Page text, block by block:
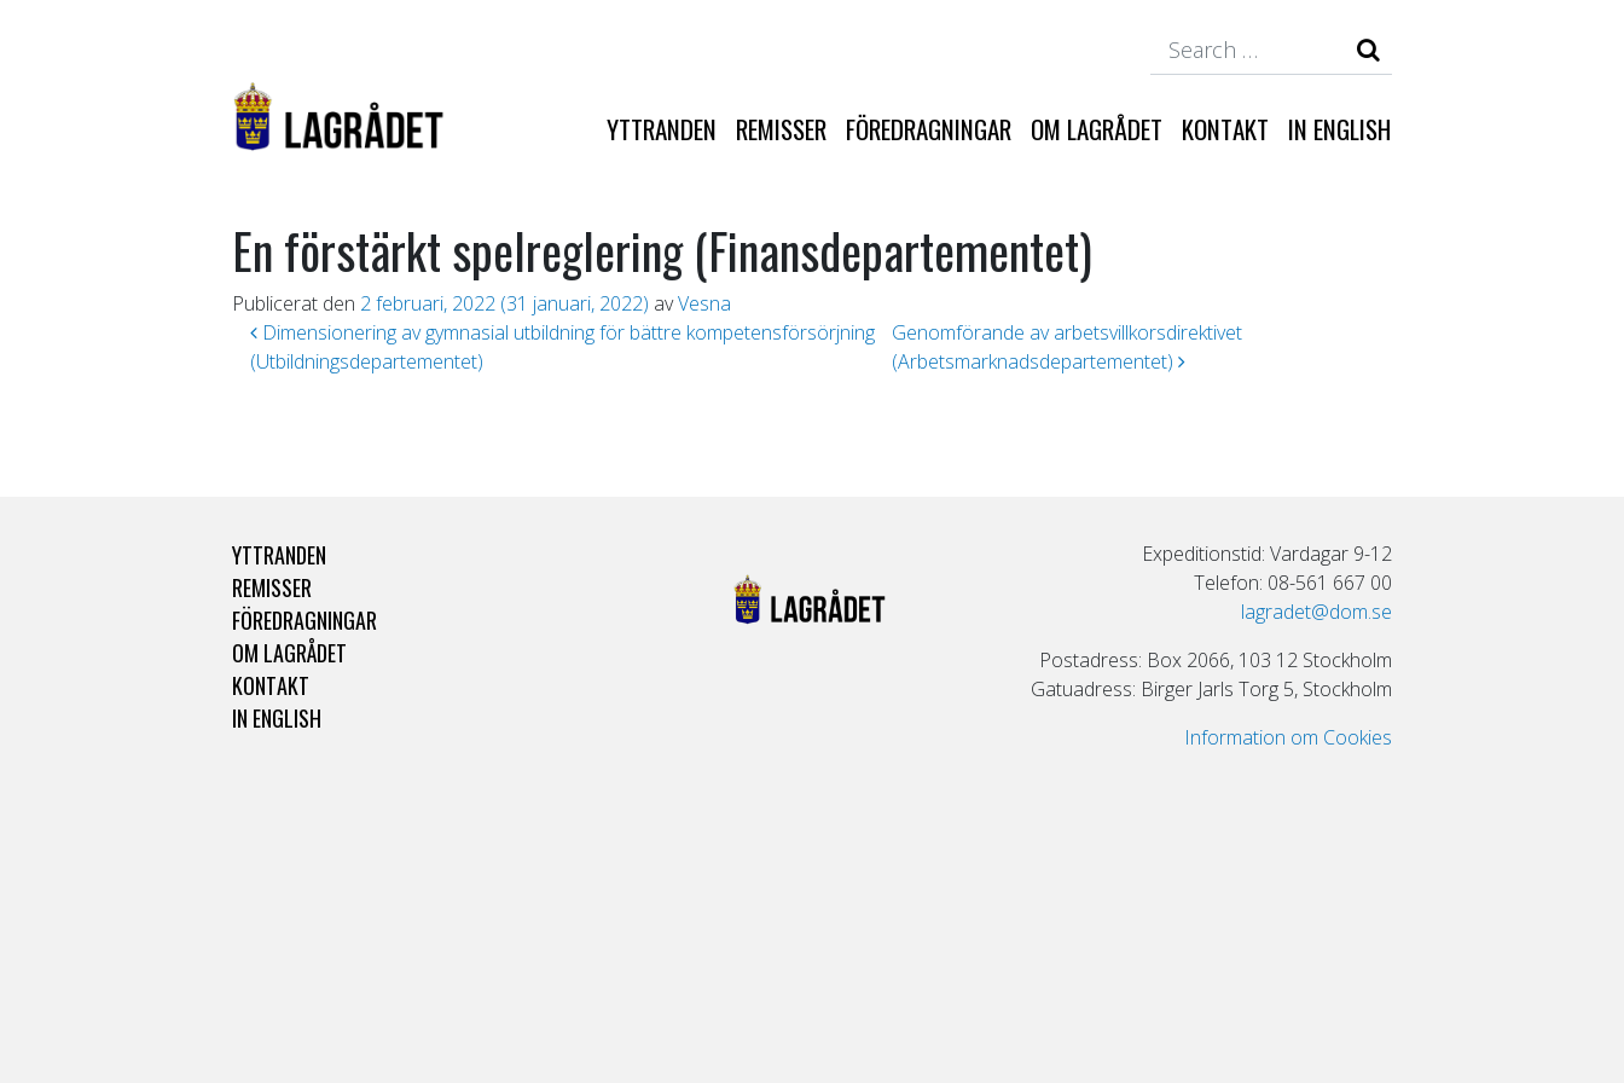
YTTRANDEN REMISSER FÖREDRAGNINGAR OM LAGRÅDET KONTAKT IN ENGLISH
En förstärkt spelreglering (Finansdepartementet)
Publicerat den 2 februari, 2022 (31 januari, 2022) avVesna
Inläggsnavigering
Dimensionering av gymnasial utbildning för bättre kompetensförsörjning
(Utbildningsdepartementet)
Genomförande av arbetsvillkorsdirektivet
(Arbetsmarknadsdepartementet)
YTTRANDEN
REMISSER
FÖREDRAGNINGAR
OM LAGRÅDET
KONTAKT
IN ENGLISH
Expeditionstid: Vardagar 9-12
Telefon: 08-561 667 00
lagradet@dom.se
Postadress: Box 2066, 103 12 Stockholm
Gatuadress: Birger Jarls Torg 5, Stockholm
Information om Cookies